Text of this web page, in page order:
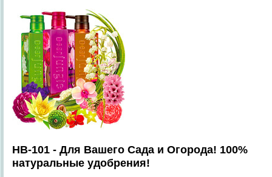
HB-101 - Для Вашего Сада и Огорода! 100%
натуральные удобрения!